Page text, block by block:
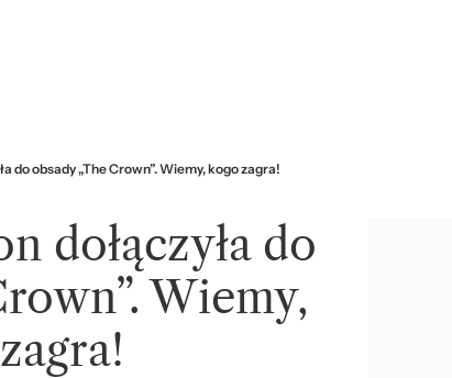
do obsady „The Crown”. Wiemy, kogo zagra!
dołączyła do
Wiemy,